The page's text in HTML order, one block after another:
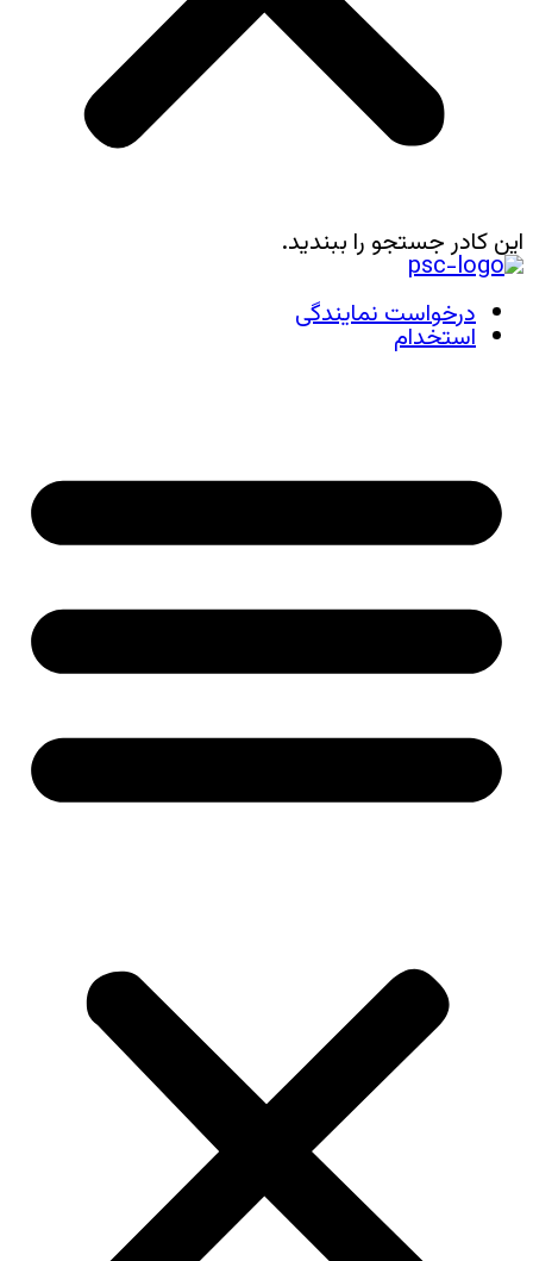
این کادر جستجو را ببندید.
درخواست نمایندگی
استخدام